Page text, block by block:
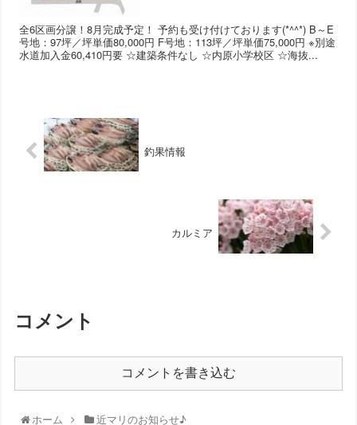
全6区画分譲！8月完成予定！ 予約も受け付けております(*^^*) B～E
号地：97坪／坪単価80,000円 F号地：113坪／坪単価75,000円 ※別途
水道加入金60,410円要 ☆建築条件なし ☆内原小学校区 ☆海抜...
釣果情報
カルミア
コメント
コメントを書き込む
ホーム 近マリのお知らせ♪